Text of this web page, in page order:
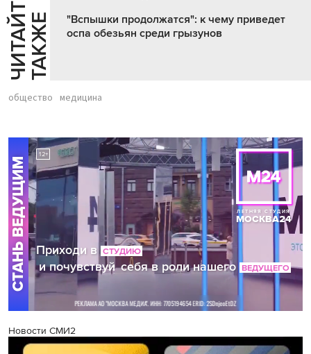
Ч
И
Т
АЙ
Т
Е
Т
А
К
ЖЕ
"Вспышки продолжатся": к чему приведет
оспа обезьян среди грызунов
общество медицина
Новости СМИ2